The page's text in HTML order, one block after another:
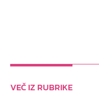
VEČ IZ RUBRIKE